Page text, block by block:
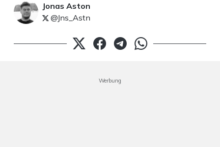
Jonas Aston
@Jns_Astn
Werbung